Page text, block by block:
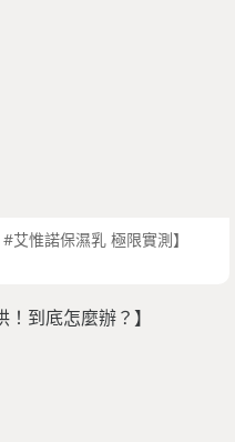
艾惟諾保濕乳 極限實測】